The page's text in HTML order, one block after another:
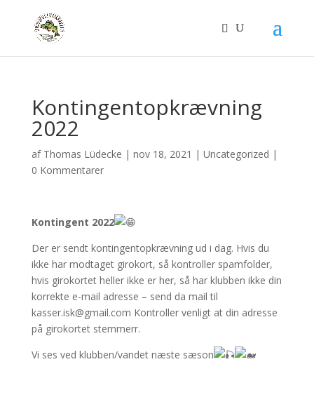
Kontingentopkrævning
2022
af Thomas Lüdecke | nov 18, 2021 | Uncategorized |
0 Kommentarer
Kontingent 2022
Der er sendt kontingentopkrævning ud i dag. Hvis du
ikke har modtaget girokort, så kontroller spamfolder,
hvis girokortet heller ikke er her, så har klubben ikke din
korrekte e-mail adresse – send da mail til
kasser.isk@gmail.com Kontroller venligt at din adresse
på girokortet stemmerr.
Vi ses ved klubben/vandet næste sæson